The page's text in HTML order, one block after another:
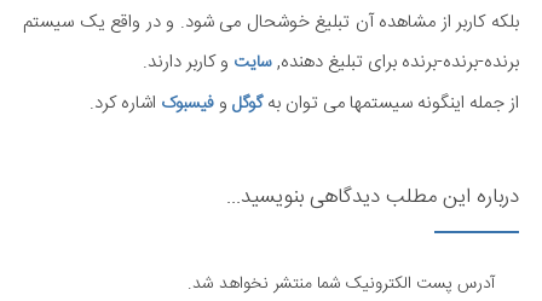
بلکه کاربر از مشاهده آن تبلیغ خوشحال می شود. و در واقع یک سیستم
برنده-برنده-برنده برای تبلیغ دهنده,سایت و کاربر دارند.
از جمله اینگونه سیستمها می توان بهگوگل وفیسبوک اشاره کرد.
درباره این مطلب دیدگاهی بنویسید...
آدرس پست الکترونیک شما منتشر نخواهد شد.